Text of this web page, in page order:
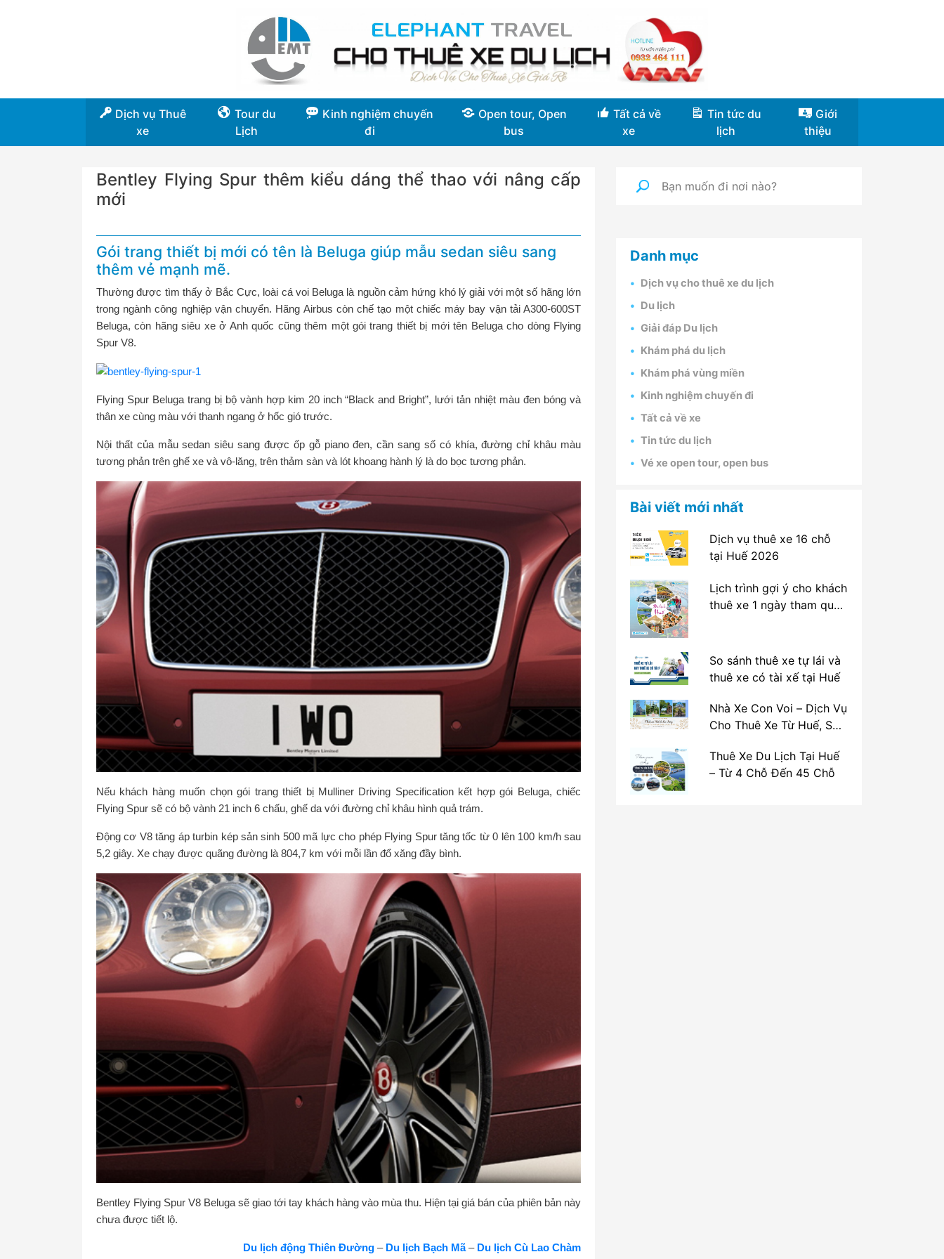
Dịch vụ Thuê
xe
Tour du
Lịch
Kinh nghiệm chuyến
đi
Open tour, Open
bus
Tất cả về
xe
Tin tức du
lịch
Giới
thiệu
Bentley Flying Spur thêm kiểu dáng thể thao với nâng cấp
mới
Gói trang thiết bị mới có tên là Beluga giúp mẫu sedan siêu sang
thêm vẻ mạnh mẽ.
Thường được tìm thấy ở Bắc Cực, loài cá voi Beluga là nguồn cảm hứng khó lý giải với một số hãng lớn
trong ngành công nghiệp vận chuyển. Hãng Airbus còn chế tạo một chiếc máy bay vận tải A300-600ST
Beluga, còn hãng siêu xe ở Anh quốc cũng thêm một gói trang thiết bị mới tên Beluga cho dòng Flying
Spur V8.
Flying Spur Beluga trang bị bộ vành hợp kim 20 inch “Black and Bright”, lưới tản nhiệt màu đen bóng và
thân xe cùng màu với thanh ngang ở hốc gió trước.
Nội thất của mẫu sedan siêu sang được ốp gỗ piano đen, cần sang số có khía, đường chỉ khâu màu
tương phản trên ghế xe và vô-lăng, trên thảm sàn và lót khoang hành lý là do bọc tương phản.
Nếu khách hàng muốn chọn gói trang thiết bị Mulliner Driving Specification kết hợp gói Beluga, chiếc
Flying Spur sẽ có bộ vành 21 inch 6 chấu, ghế da với đường chỉ khâu hình quả trám.
Động cơ V8 tăng áp turbin kép sản sinh 500 mã lực cho phép Flying Spur tăng tốc từ 0 lên 100 km/h sau
5,2 giây. Xe chạy được quãng đường là 804,7 km với mỗi lần đổ xăng đầy bình.
Bentley Flying Spur V8 Beluga sẽ giao tới tay khách hàng vào mùa thu. Hiện tại giá bán của phiên bản này
chưa được tiết lộ.
Du lịch động Thiên Đường – Du lịch Bạch Mã– Du lịch Cù Lao Chàm
Danh mục
Dịch vụ cho thuê xe du lịch
Du lịch
Giải đáp Du lịch
Khám phá du lịch
Khám phá vùng miền
Kinh nghiệm chuyến đi
Tất cả về xe
Tin tức du lịch
Vé xe open tour, open bus
Bài viết mới nhất
Dịch vụ thuê xe 16 chỗ
tại Huế 2026
Lịch trình gợi ý cho khách
thuê xe 1 ngày tham quan
So sánh thuê xe tự lái và
thuê xe có tài xế tại Huế
Nhà Xe Con Voi – Dịch Vụ
Cho Thuê Xe Từ Huế, Sân
La Vang
Thuê Xe Du Lịch Tại Huế
– Từ 4 Chỗ Đến 45 Chỗ